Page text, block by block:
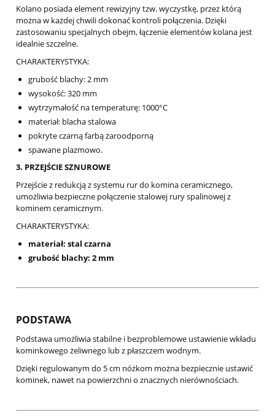
Kolano posiada element rewizyjny tzw. wyczystkę, przez którą
można w każdej chwili dokonać kontroli połączenia. Dzięki
zastosowaniu specjalnych obejm, łączenie elementów kolana jest
idealnie szczelne.
CHARAKTERYSTYKA:
grubość blachy: 2 mm
wysokość: 320 mm
wytrzymałość na temperaturę: 1000°C
materiał: blacha stalowa
pokryte czarną farbą żaroodporną
spawane plazmowo.
3. PRZEJŚCIE SZNUROWE
Przejście z redukcją z systemu rur do komina ceramicznego,
umożliwia bezpieczne połączenie stalowej rury spalinowej z
kominem ceramicznym.
CHARAKTERYSTYKA:
materiał: stal czarna
grubość blachy: 2 mm
PODSTAWA
Podstawa umożliwia stabilne i bezproblemowe ustawienie wkładu
kominkowego żeliwnego lub z płaszczem wodnym.
Dzięki regulowanym do 5 cm nóżkom można bezpiecznie ustawić
kominek, nawet na powierzchni o znacznych nierównościach.